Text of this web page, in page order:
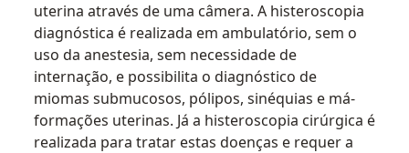
uterina através de uma câmera. A histeroscopia
diagnóstica é realizada em ambulatório, sem o
uso da anestesia, sem necessidade de
internação, e possibilita o diagnóstico de
miomas submucosos, pólipos, sinéquias e má-
formações uterinas. Já a histeroscopia cirúrgica é
realizada para tratar estas doenças e requer a